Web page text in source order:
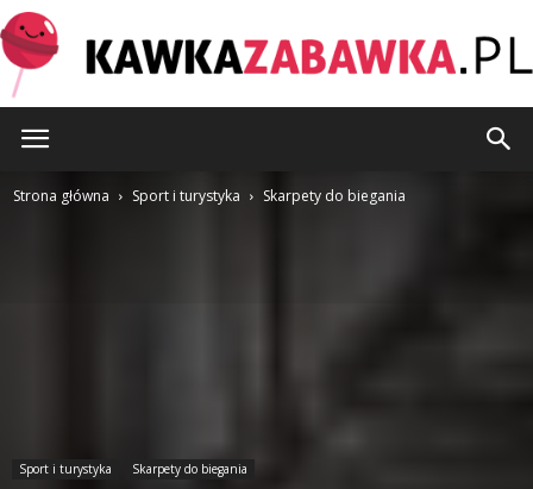
Strona główna Sport i turystyka Skarpety do biegania
Sport i turystyka Skarpety do biegania